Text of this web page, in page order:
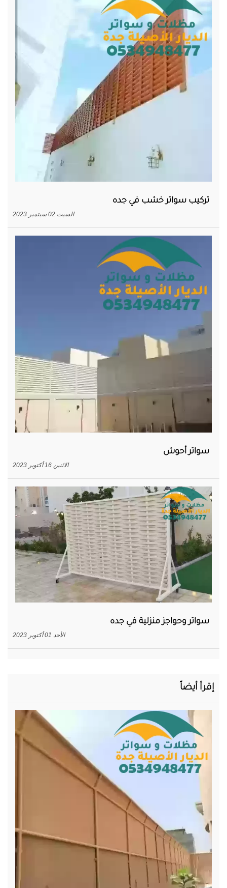
تركيب سواتر خشب في جده
السبت 02 سبتمبر 2023
سواتر أحوش
الاثنين 16 أكتوبر 2023
سواتر وحواجز منزلية في جده
الأحد 01 أكتوبر 2023
إقرأ أيضاً